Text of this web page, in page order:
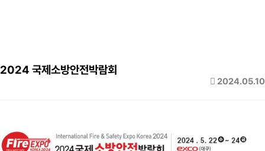
2024 국제소방안전박람회
2024.05.10